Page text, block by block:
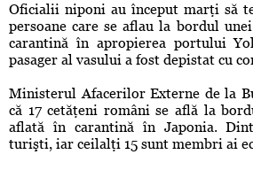
Oficialii niponi au început marţi să
persoane care se aflau la bordul
carantină în apropierea portului
pasager al vasului a fost depistat cu
Ministerul Afacerilor Externe de la
că 17 cetăţeni români se află la
aflată în carantină în Japonia.
turişti, iar ceilalţi 15 sunt membri ai